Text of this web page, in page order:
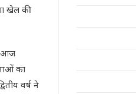
खेल की
आज
का
वर्ष ने